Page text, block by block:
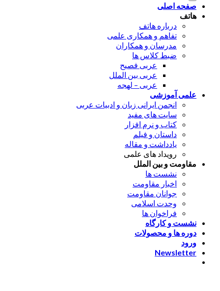
صفحه اصلی
هاتف
درباره هاتف
تفاهم و همکاری علمی
مدرسان و همکاران
ضبط کلاس ها
عربی فصیح
عربی بین الملل
عربی – لهجه
علمی آموزشی
انجمن ایرانی زبان و ادبیات عربی
سایت های مفید
کتاب و نرم افزار
داستان و فیلم
یادداشت و مقاله
رویداد های علمی
مقاومت و بین الملل
نشست ها
اخبار مقاومت
جوانان مقاومت
وحدت اسلامی
فراخوان ها
نشست و کارگاه
دوره ها و محصولات
ورود
Newsletter